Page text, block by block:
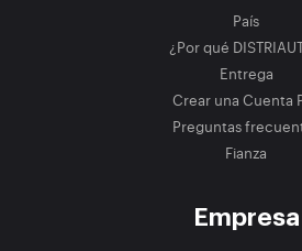
País
¿Por qué
Entrega
Crear una Cuenta
Preguntas
Fianza
Empresa